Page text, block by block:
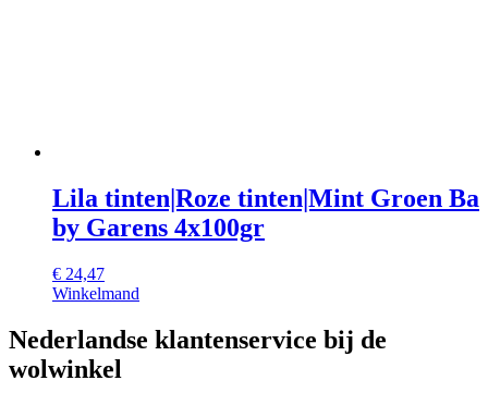
Lila tinten|Roze tinten|Mint Groen Ba
by Garens 4x100gr
€ 24,47
Winkelmand
Nederlandse klantenservice bij de
wolwinkel